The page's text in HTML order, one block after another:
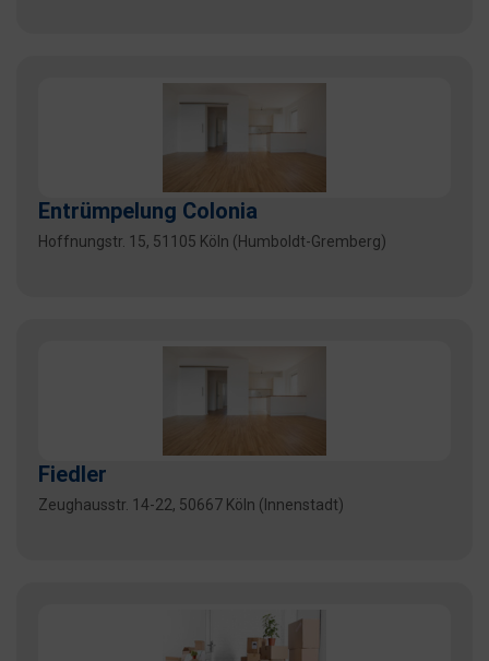
Entrümpelung Colonia
Hoffnungstr. 15, 51105 Köln (Humboldt-Gremberg)
Fiedler
Zeughausstr. 14-22, 50667 Köln (Innenstadt)